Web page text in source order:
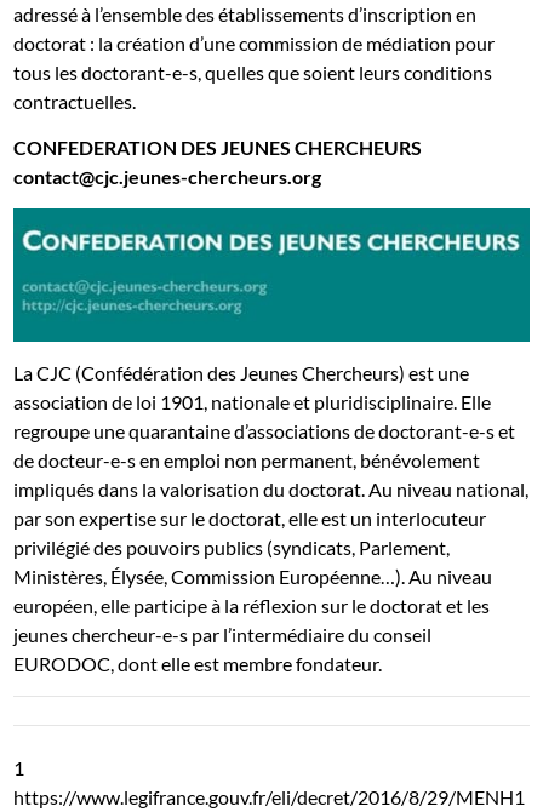
adressé à l’ensemble des établissements d’inscription en
doctorat : la création d’une commission de médiation pour
tous les doctorant-e-s, quelles que soient leurs conditions
contractuelles.
CONFEDERATION DES JEUNES CHERCHEURS
contact@cjc.jeunes-chercheurs.org
La CJC (Confédération des Jeunes Chercheurs) est une
association de loi 1901, nationale et pluridisciplinaire. Elle
regroupe une quarantaine d’associations de doctorant-e-s et
de docteur-e-s en emploi non permanent, bénévolement
impliqués dans la valorisation du doctorat. Au niveau national,
par son expertise sur le doctorat, elle est un interlocuteur
privilégié des pouvoirs publics (syndicats, Parlement,
Ministères, Élysée, Commission Européenne…). Au niveau
européen, elle participe à la réflexion sur le doctorat et les
jeunes chercheur-e-s par l’intermédiaire du conseil
EURODOC, dont elle est membre fondateur.
1
https://www.legifrance.gouv.fr/eli/decret/2016/8/29/MENH1